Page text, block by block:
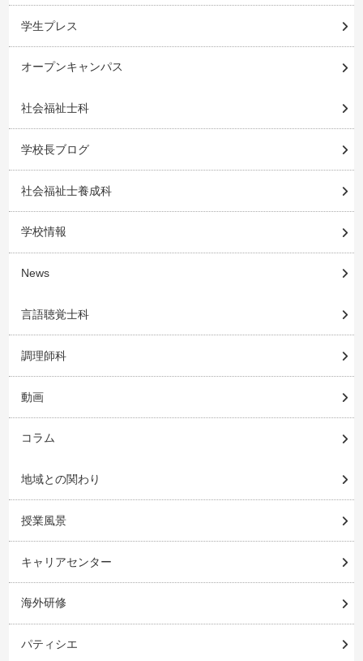
学生プレス
オープンキャンパス
社会福祉士科
学校長ブログ
社会福祉士養成科
学校情報
News
言語聴覚士科
調理師科
動画
コラム
地域との関わり
授業風景
キャリアセンター
海外研修
パティシエ